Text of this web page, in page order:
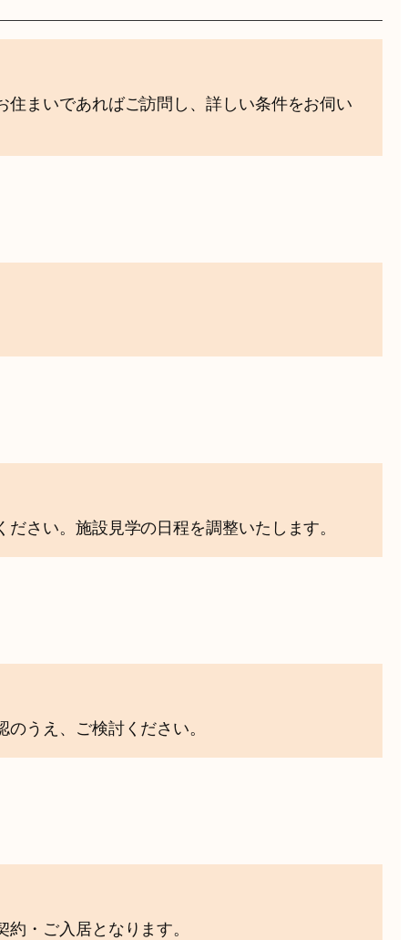
まいであればご訪問し、詳しい条件をお伺い
さい。施設見学の日程を調整いたします。
うえ、ご検討ください。
・ご入居となります。